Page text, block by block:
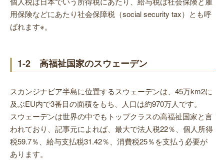
用保険などにあたり社会保障税（social security tax）とも呼
ばれます※。
1-2 高福祉国家のスウェーデン
スカンジナビア半島に位置するスウェーデンは、45万km2に
及ぶEU内で3番目の面積をもち、人口は約970万人です。
スウェーデンは世界の中でもトップクラスの高福祉国家と言
われており、記事元によれば、最大で法人税22％、個人所得
税59.7％、給与支払税31.42％、消費税25％を支払う必要が
あります。